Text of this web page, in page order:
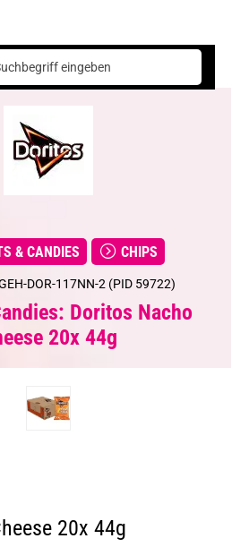
& CANDIES CHIPS
DOR-117NN-2 (PID 59722)
Doritos Nacho
20x 44g
20x 44g